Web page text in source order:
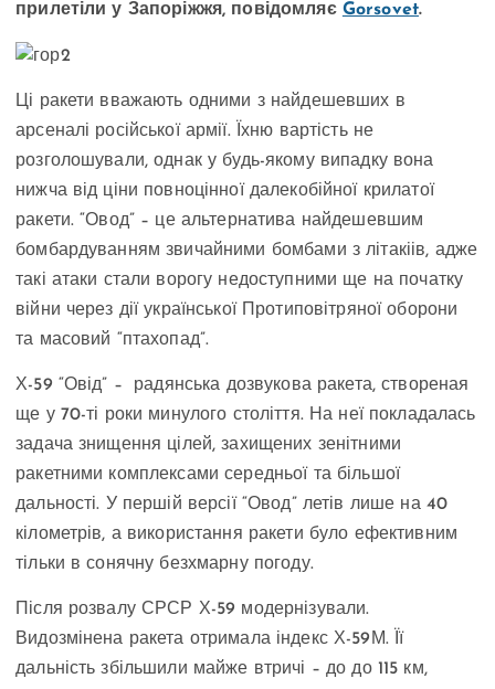
прилетіли у Запоріжжя, повідомляє Gorsovet.
Ці ракети вважають одними з найдешевших в
арсеналі російської армії. Їхню вартість не
розголошували, однак у будь-якому випадку вона
нижча від ціни повноцінної далекобійної крилатої
ракети. “Овод” – це альтернатива найдешевшим
бомбардуванням звичайними бомбами з літакіів, адже
такі атаки стали ворогу недоступними ще на початку
війни через дії української Протиповітряної оборони
та масовий “птахопад”.
Х-59 “Овід” – радянська дозвукова ракета, створеная
ще у 70-ті роки минулого століття. На неї покладалась
задача знищення цілей, захищених зенітними
ракетними комплексами середньої та більшої
дальності. У першій версії “Овод” летів лише на 40
кілометрів, а використання ракети було ефективним
тільки в сонячну безхмарну погоду.
Після розвалу СРСР Х-59 модернізували.
Видозмінена ракета отримала індекс Х-59М. Її
дальність збільшили майже втричі – до до 115 км,